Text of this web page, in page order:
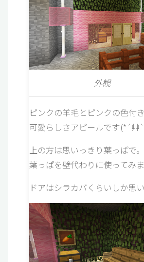
外観
ピンクの羊毛とピンクの色付
可愛らしさアピールです(*´艸
上の方は思いっきり葉っぱで。
葉っぱを壁代わりに使ってみま
ドアはシラカバくらいしか思